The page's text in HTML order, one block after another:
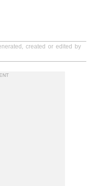
created or edited by